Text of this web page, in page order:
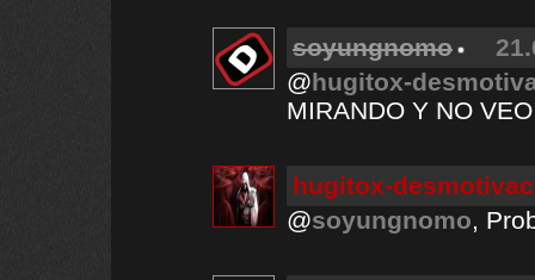
soyungnomo
@hugitox-
MIRANDO Y NO
hugitox-
@soyungnomo,